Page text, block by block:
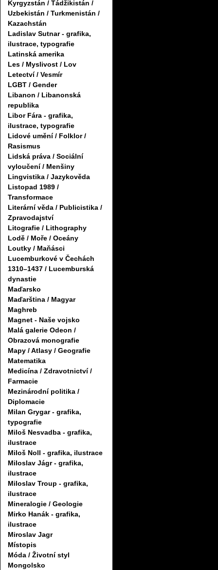
Kyrgyzstán / Tádžikistán /
Uzbekistán / Turkmenistán /
Kazachstán
Ladislav Sutnar - grafika,
ilustrace, typografie
Latinská amerika
Les / Myslivost / Lov
Letectví / Vesmír
LGBT / Gender
Libanon / Libanonská
republika
Libor Fára - grafika,
ilustrace, typografie
Lidové umění / Folklor /
Rasismus
Lidská práva / Sociální
vyloučení / Menšiny
Lingvistika / Jazykověda
Listopad 1989 /
Transformace
Literární věda / Publicistika /
Zpravodajství
Litografie / Lithography
Lodě / Moře / Oceány
Loutky / Maňásci
Lucemburkové v Čechách
1310–1437 / Lucemburská
dynastie
Maďarsko
Maďarština / Magyar
Maghreb
Magnet - Naše vojsko
Malá galerie Odeon /
Obrazová monografie
Mapy / Atlasy / Geografie
Matematika
Medicína / Zdravotnictví /
Farmacie
Mezinárodní politika /
Diplomacie
Milan Grygar - grafika,
typografie
Miloš Nesvadba - grafika,
ilustrace
Miloš Noll - grafika, ilustrace
Miloslav Jágr - grafika,
ilustrace
Miloslav Troup - grafika,
ilustrace
Mineralogie / Geologie
Mirko Hanák - grafika,
ilustrace
Miroslav Jagr
Místopis
Móda / Životní styl
Mongolsko